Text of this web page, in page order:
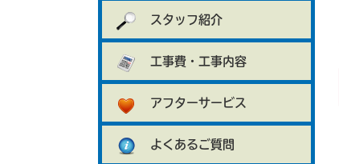
スタッフ紹介
工事費・工事内容
アフターサービス
よくあるご質問